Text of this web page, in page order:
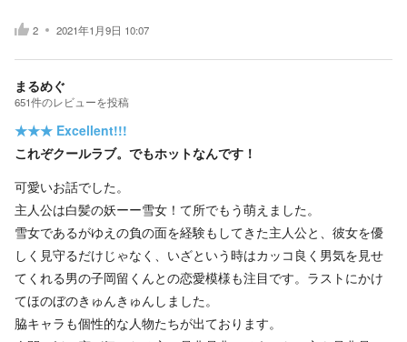
2 2021年1月9日 10:07
まるめぐ
651件のレビューを投稿
★★★ Excellent!!!
これぞクールラブ。でもホットなんです！
可愛いお話でした。
主人公は白髪の妖ーー雪女！て所でもう萌えました。
雪女であるがゆえの負の面を経験もしてきた主人公と、彼女を優
しく見守るだけじゃなく、いざという時はカッコ良く男気を見せ
てくれる男の子岡留くんとの恋愛模様も注目です。ラストにかけ
てほのぼのきゅんきゅんしました。
脇キャラも個性的な人物たちが出ております。